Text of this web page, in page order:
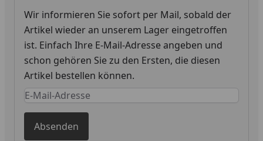
Wir informieren Sie sofort per Mail, sobald der
Artikel wieder an unserem Lager eingetroffen
ist. Einfach Ihre E-Mail-Adresse angeben und
schon gehören Sie zu den Ersten, die diesen
Artikel bestellen können.
Keine Eingabe erforderlich
Eingabe erforderlich
Absenden